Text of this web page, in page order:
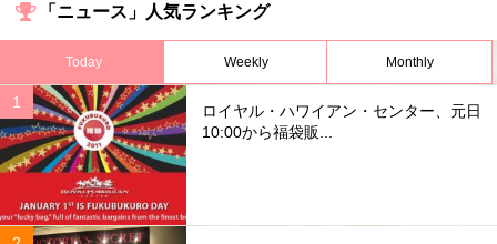
「ニュース」人気ランキング
Today Weekly Monthly
ロイヤル・ハワイアン・センター、元日
10:00から福袋販...